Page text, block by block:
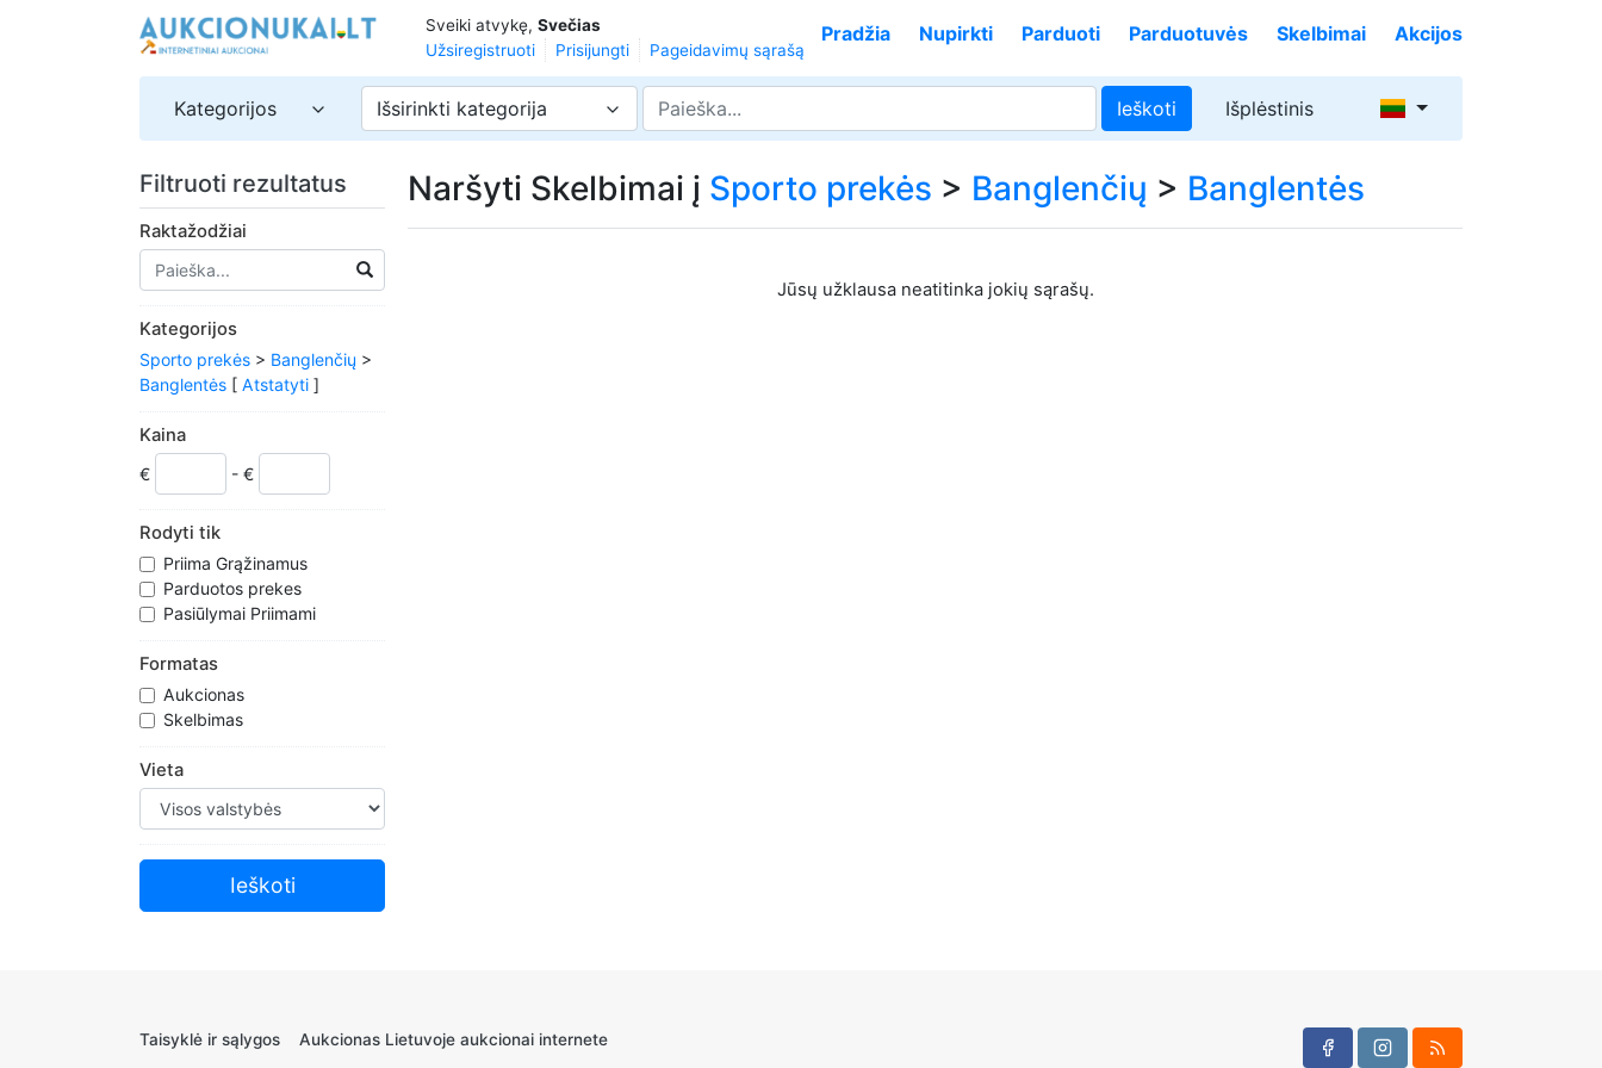
Sveiki atvykę, Svečias
Užsiregistruoti
Prisijungti Pageidavimų sąrašą
Pradžia Nupirkti Parduoti Parduotuvės Skelbimai Akcijos
Kategorijos Išsirinkti kategorija Ieškoti Išplėstinis
Filtruoti rezultatus
Raktažodžiai
Kategorijos
Sporto prekės > Banglenčių >
Banglentės [ Atstatyti ]
Kaina
€ - €
Rodyti tik
Priima Grąžinamus
Parduotos prekes
Pasiūlymai Priimami
Formatas
Aukcionas
Skelbimas
Vieta
Naršyti Skelbimai į Sporto prekės > Banglenčių > Banglentės
Jūsų užklausa neatitinka jokių sąrašų.
Taisyklė ir sąlygos Aukcionas Lietuvoje aukcionai internete